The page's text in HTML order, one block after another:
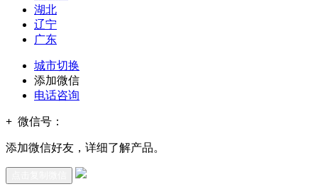
湖北
辽宁
广东
城市切换
添加微信
电话咨询
+ 微信号：
添加微信好友，详细了解产品。